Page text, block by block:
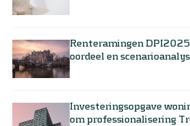
Renteramingen
oordeel en
Investeringsopgave
om professionalisering